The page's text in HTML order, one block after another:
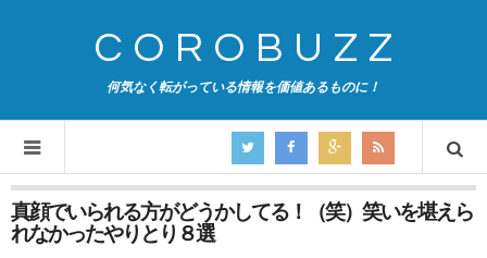
COROBUZZ
何気なく転がっている情報を価値あるものに！
真顔でいられる方がどうかしてる！（笑）笑いを堪えら
れなかったやりとり８選